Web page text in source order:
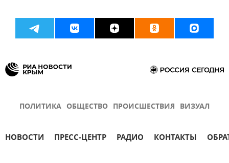
ПОЛИТИКА ОБЩЕСТВО ПРОИСШЕСТВИЯ ВИЗУАЛ
НОВОСТИ ПРЕСС-ЦЕНТР РАДИО КОНТАКТЫ